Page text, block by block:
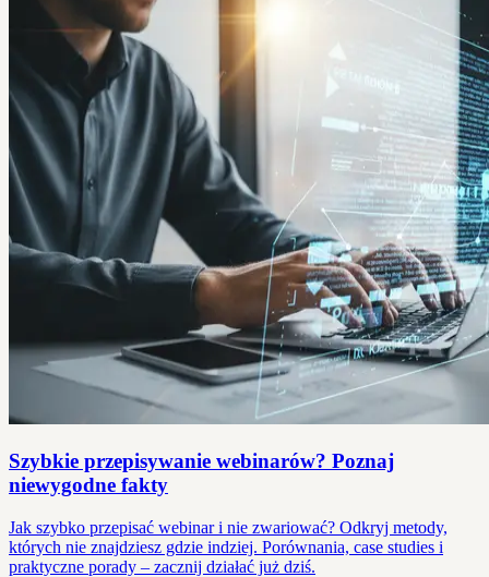
Szybkie przepisywanie webinarów? Poznaj
niewygodne fakty
Jak szybko przepisać webinar i nie zwariować? Odkryj metody,
których nie znajdziesz gdzie indziej. Porównania, case studies i
praktyczne porady – zacznij działać już dziś.